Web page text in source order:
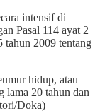
intensif di
Pasal 114 ayat 2
2009 tentang
hidup, atau
lama 20 tahun dan
Doka)